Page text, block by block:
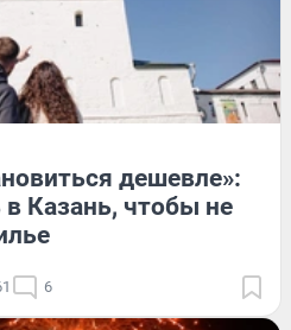
дешевле»:
в Казань, чтобы не
6